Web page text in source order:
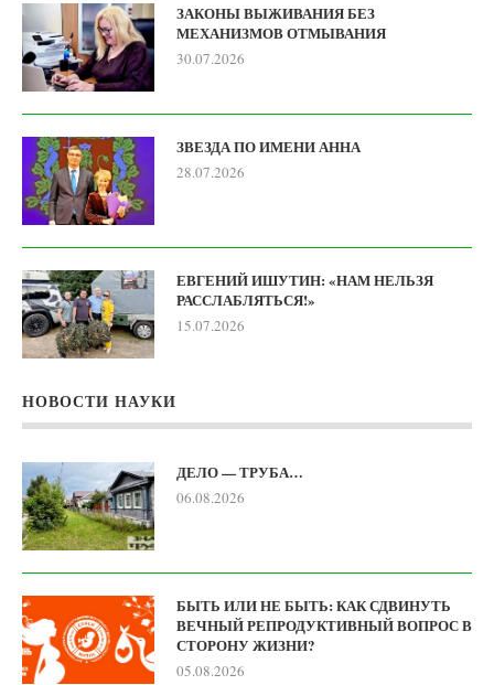
ЗАКОНЫ ВЫЖИВАНИЯ БЕЗ
МЕХАНИЗМОВ ОТМЫВАНИЯ
30.07.2026
ЗВЕЗДА ПО ИМЕНИ АННА
28.07.2026
ЕВГЕНИЙ ИШУТИН: «НАМ НЕЛЬЗЯ
РАССЛАБЛЯТЬСЯ!»
15.07.2026
НОВОСТИ НАУКИ
ДЕЛО — ТРУБА…
06.08.2026
БЫТЬ ИЛИ НЕ БЫТЬ: КАК СДВИНУТЬ
ВЕЧНЫЙ РЕПРОДУКТИВНЫЙ ВОПРОС В
СТОРОНУ ЖИЗНИ?
05.08.2026